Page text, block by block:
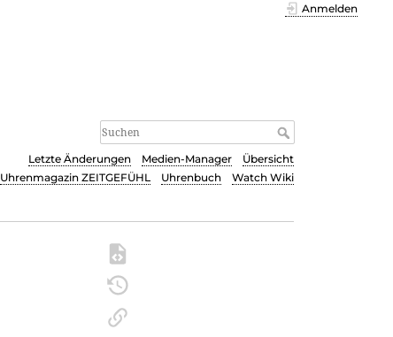
Anmelden
Letzte Änderungen Medien-Manager
Übersicht
Uhrenmagazin ZEITGEFÜHL Uhrenbuch Watch Wiki